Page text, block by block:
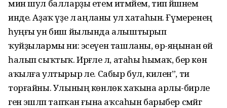
мин шул балларҙы етем итмәйем, тип йәшәнем
инде. Аҙаҡ үҙе лә аңланы ул хатаһын. Ғүмеренең
һуңғы ун биш йылында алыштырып
ҡуйҙылармы ни: эсеүен ташланы, өр-яңынан өй
һалып сыҡтыҡ. Ирғәле лә, атаһы һымаҡ, бер көн
аҡылға ултырыр әле. Сабыр бул, килен”, ти
торғайны. Улының көнлөк хаҡына арлы-бирле
генә эшләп тапҡан ғына аҡсаһын барыбер сәмәйгә